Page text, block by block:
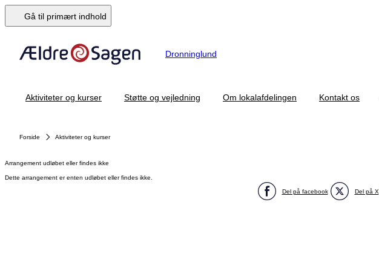
Gå til primært indhold
Dronninglund
Aktiviteter og kurser Støtte og vejledning Om lokalafdelingen Kontakt os
Forside Aktiviteter og kurser
Arrangement udløbet eller findes ikke
Dette arrangement er enten udløbet eller findes ikke.
Del på facebook Del på X